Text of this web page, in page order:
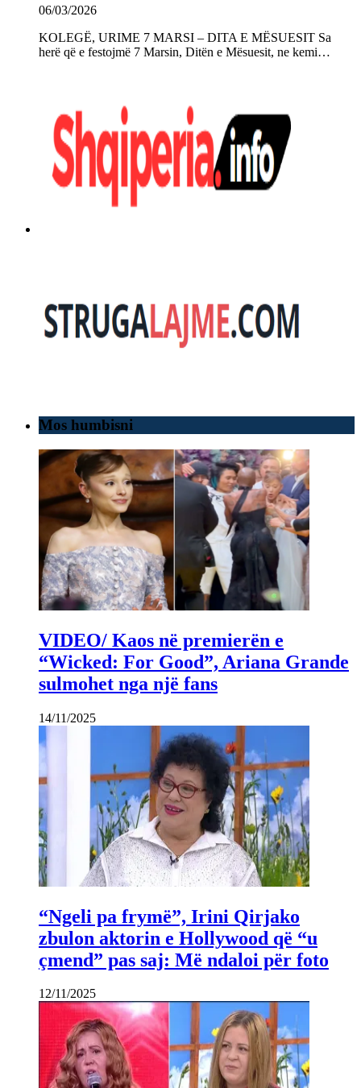
06/03/2026
KOLEGË, URIME 7 MARSI – DITA E MËSUESIT Sa
herë që e festojmë 7 Marsin, Ditën e Mësuesit, ne kemi…
Mos humbisni
VIDEO/ Kaos në premierën e
“Wicked: For Good”, Ariana Grande
sulmohet nga një fans
14/11/2025
“Ngeli pa frymë”, Irini Qirjako
zbulon aktorin e Hollywood që “u
çmend” pas saj: Më ndaloi për foto
12/11/2025